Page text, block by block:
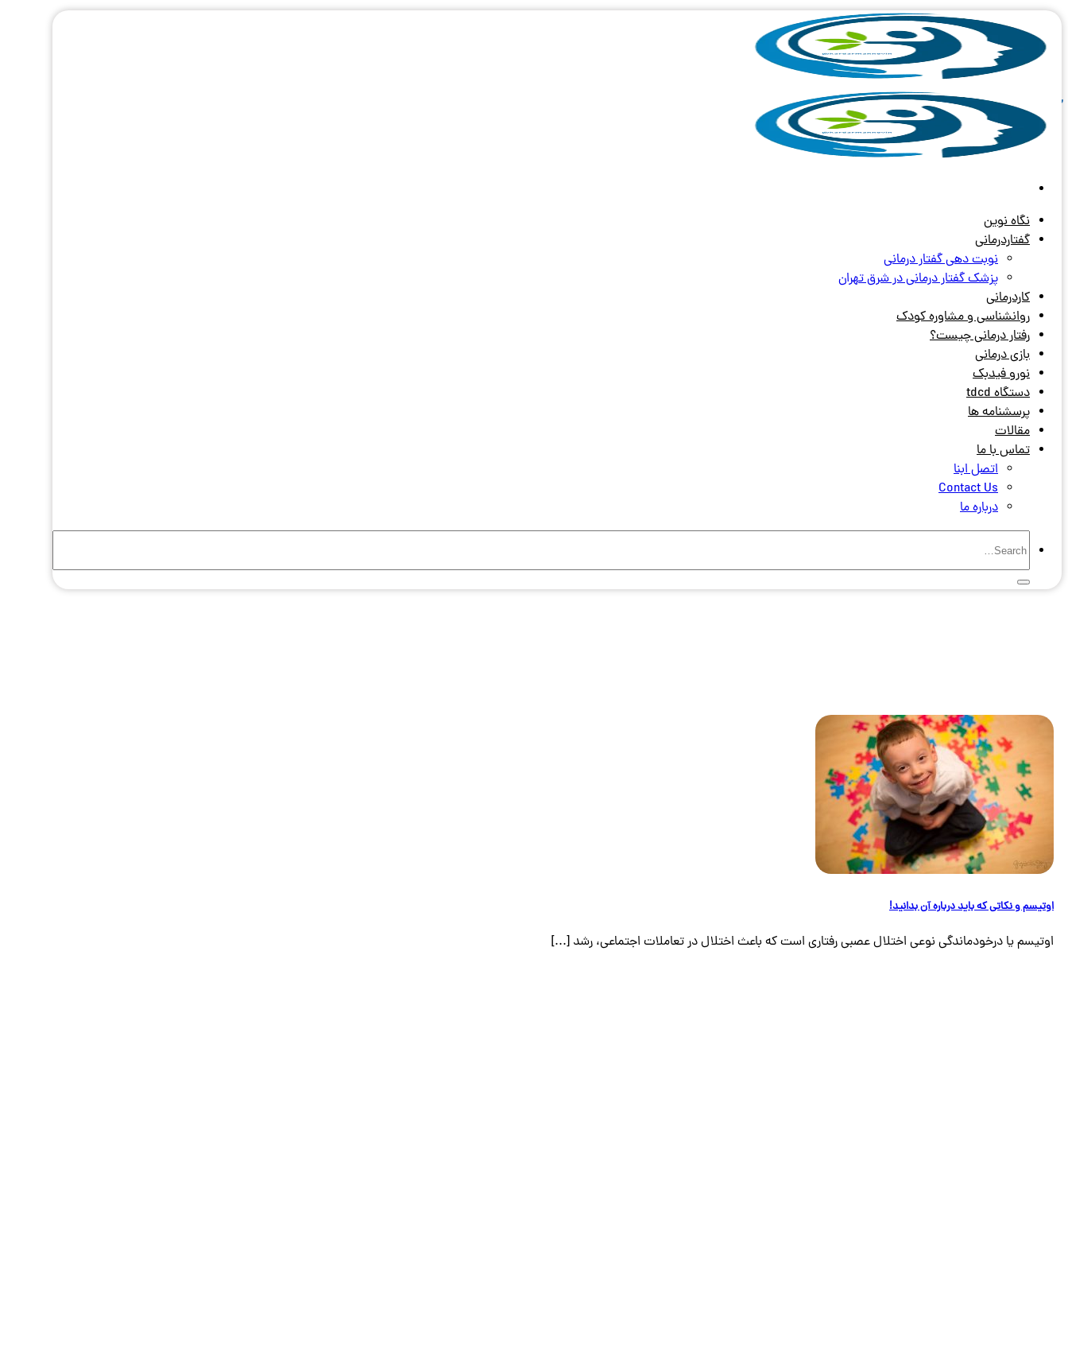
Skip
content
نگاه نوین
گفتاردرمانی
نوبت دهی گفتار درمانی
پزشک گفتار درمانی در شرق تهران
کاردرمانی
روانشناسی و مشاوره کودک
رفتار درمانی چیست؟
بازی درمانی
نورو فیدبک
دستگاه tdcd
پرسشنامه ها
مقالات
تماس با ما
اتصل ابنا
Contact Us
درباره ما
آرشیو برچسب های:اوتیسم در بزرگسالی
اوتیسم و نکاتی که باید درباره آن بدانید!
اوتیسم یا درخودماندگی نوعی اختلال عصبی رفتاری است که باعث اختلال در تعاملات اجتماعی، رشد [...]